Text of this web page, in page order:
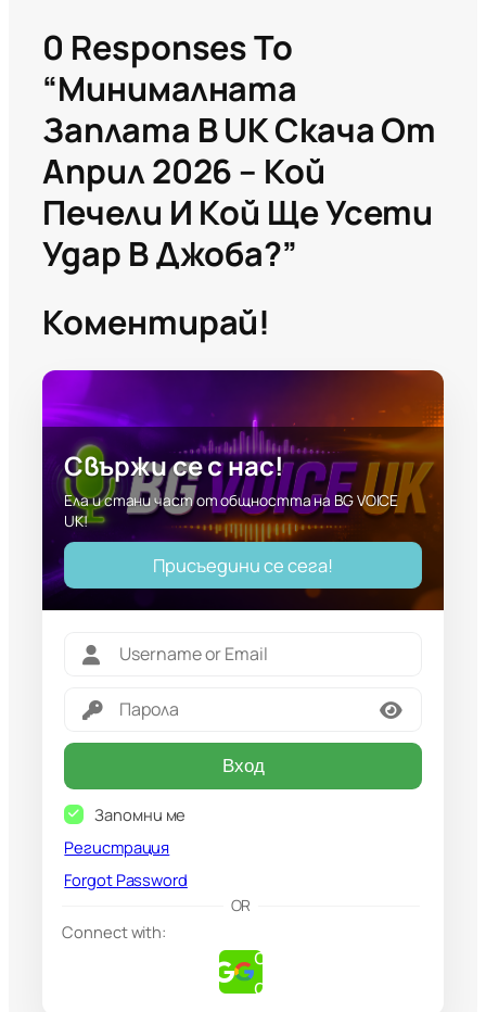
0 Responses To
“Минималната
Заплата В UK Скача От
Април 2026 – Кой
Печели И Кой Ще Усети
Удар В Джоба?”
Коментирай!
Свържи се с нас!
Ела и стани част от общността на BG VOICE
UK!
Присъедини се сега!
Вход
Запомни ме
Регистрация
Forgot Password
OR
Connect with:
o
g